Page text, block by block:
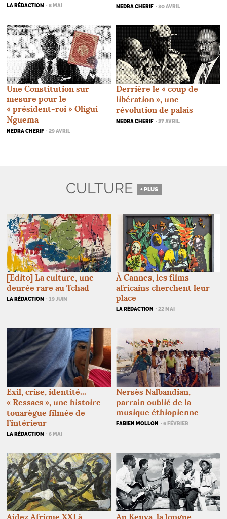
LA RÉDACTION · 8 MAI NEDRA CHERIF · 30 AVRIL
Une Constitution sur
mesure pour le
« président-roi » Oligui
Nguema
NEDRA CHERIF · 29 AVRIL
Derrière le « coup de
libération », une
révolution de palais
NEDRA CHERIF · 27 AVRIL
CULTURE + PLUS
[Edito] La culture, une
denrée rare au Tchad
LA RÉDACTION · 19 JUIN
À Cannes, les films
africains cherchent leur
place
LA RÉDACTION · 22 MAI
Exil, crise, identité...
« Ressacs », une histoire
touarègue filmée de
l’intérieur
LA RÉDACTION · 6 MAI
Nersès Nalbandian,
parrain oublié de la
musique éthiopienne
FABIEN MOLLON · 6 FÉVRIER
Aidez AfriqueXXI à Au Kenya, la longue